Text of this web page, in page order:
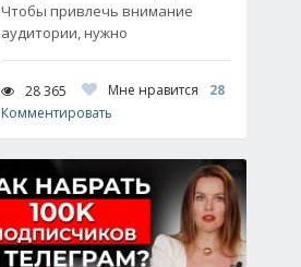
Чтобы привлечь внимание
аудитории, нужно
28 365 Мне нравится
28
Комментировать